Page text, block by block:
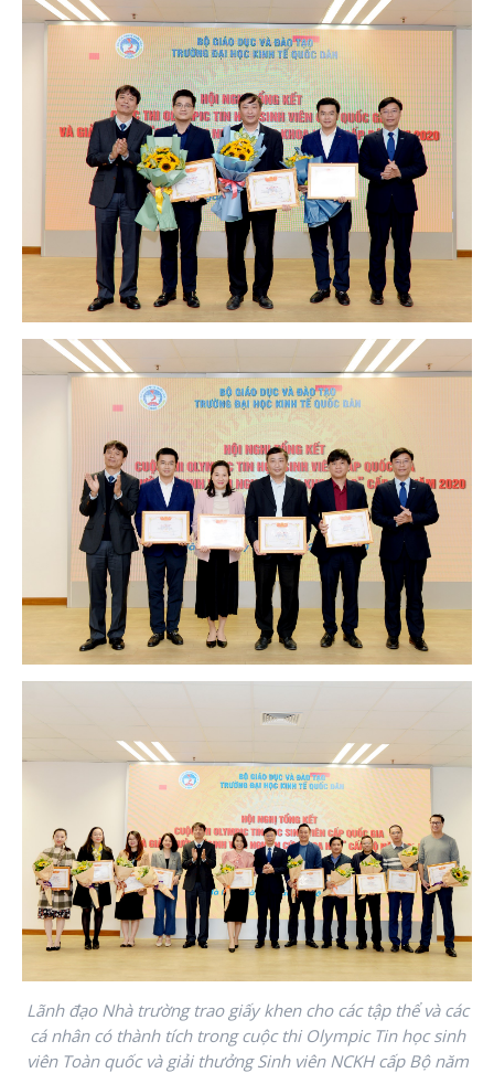
Lãnh đạo Nhà trường trao giấy khen cho các tập thể và các
cá nhân có thành tích trong cuộc thi Olympic Tin học sinh
viên Toàn quốc và giải thưởng Sinh viên NCKH cấp Bộ năm